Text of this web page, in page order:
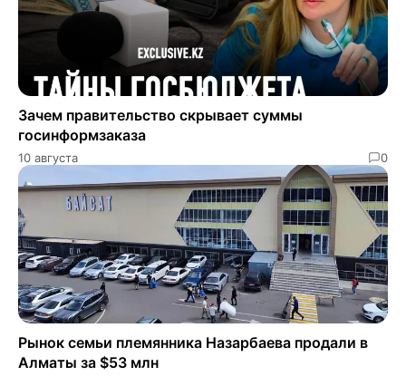
Зачем правительство скрывает суммы
госинформзаказа
10 августа 0
Рынок семьи племянника Назарбаева продали в
Алматы за $53 млн